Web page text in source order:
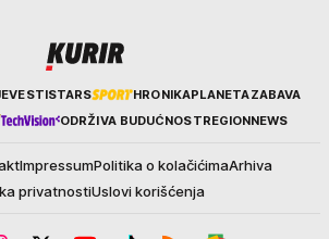
VESTISTARS HRONIKAPLANETAZABAVA
ODRŽIVA BUDUĆNOSTREGIONNEWS
ImpressumPolitika o kolačićimaArhiva
privatnostiUslovi korišćenja